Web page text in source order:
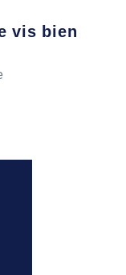
vis bien